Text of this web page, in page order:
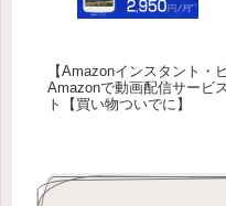
【Amazonインスタント・
Amazonで動画配信サービ
ト【買い物ついでに】